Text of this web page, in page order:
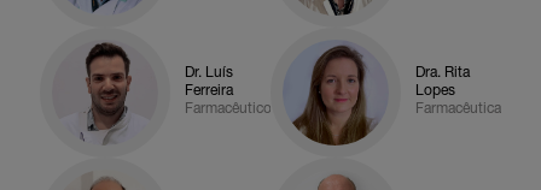
Dr. Luís
Ferreira
Farmacêutico
Dra. Rita
Lopes
Farmacêutica